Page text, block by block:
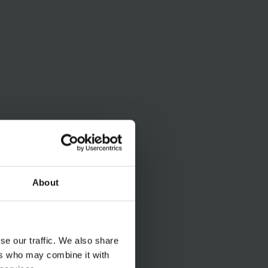
About
our traffic. We also share
who may combine it with